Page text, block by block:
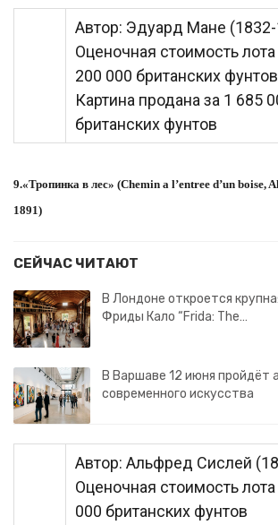
Автор: Эдуард Мане
Оценочная стоимость
200 000 британских фунтов
Картина продана за 1 685
британских фунтов
9.«Тропинка в лес» (Chemin a l’entree d’un boise,
1891)
СЕЙЧАС ЧИТАЮТ
В Лондоне откроется
Фриды Кало “Frida: The…
В Варшаве 12 июня пройдёт
современного искусства
Автор: Альфред Сислей
Оценочная стоимость
000 британских фунтов